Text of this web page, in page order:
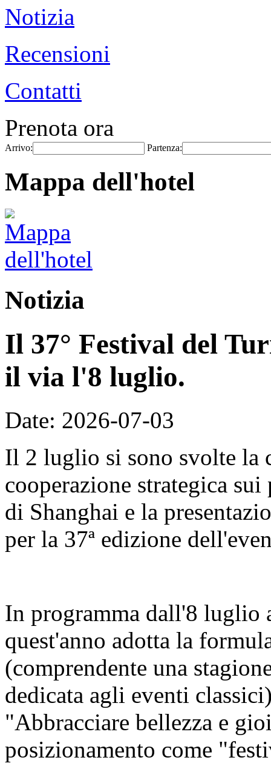
Notizia
Recensioni
Contatti
Prenota ora
Arrivo: Partenza:
Mappa dell'hotel
Notizia
Il 37° Festival del
il via l'8 luglio.
Date: 2026-07-03
Il 2 luglio si sono svolte la
cooperazione strategica
di Shanghai e la
per la 37ª edizione
In programma dall'8
quest'anno adotta la
(comprendente una
dedicata agli eventi
"Abbracciare bellezza e
posizionamento come